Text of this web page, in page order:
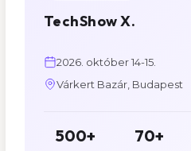
TechShow X.
2026. október 14-15.
Várkert Bazár, Budapest
500+ 70+